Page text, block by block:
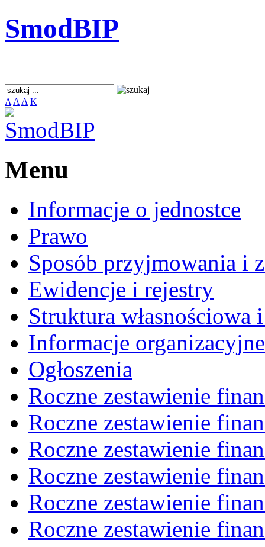
SmodBIP
A A A K
Menu
Informacje o jednostce
Prawo
Sposób przyjmowania i
Ewidencje i rejestry
Struktura własnościowa
Informacje organizacyjne
Ogłoszenia
Roczne zestawienie
Roczne zestawienie
Roczne zestawienie
Roczne zestawienie
Roczne zestawienie
Roczne zestawienie